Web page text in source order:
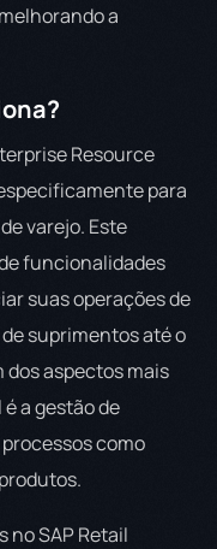
a
Resource
para
varejo. Este
funcionalidades
suas operações de
suprimentos até o
aspectos mais
a gestão de
como
no SAP Retail